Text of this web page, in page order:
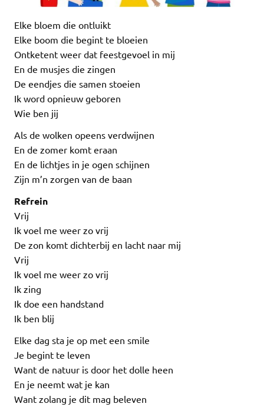
Elke bloem die ontluikt
Elke boom die begint te bloeien
Ontketent weer dat feestgevoel in mij
En de musjes die zingen
De eendjes die samen stoeien
Ik word opnieuw geboren
Wie ben jij
Als de wolken opeens verdwijnen
En de zomer komt eraan
En de lichtjes in je ogen schijnen
Zijn m’n zorgen van de baan
Refrein
Vrij
Ik voel me weer zo vrij
De zon komt dichterbij en lacht naar mij
Vrij
Ik voel me weer zo vrij
Ik zing
Ik doe een handstand
Ik ben blij
Elke dag sta je op met een smile
Je begint te leven
Want de natuur is door het dolle heen
En je neemt wat je kan
Want zolang je dit mag beleven